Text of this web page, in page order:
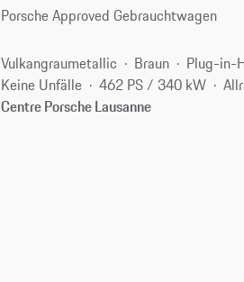
Porsche Approved Gebrauchtwagen
Vulkangraumetallic Braun Plug-in-
Keine Unfälle
462 PS / 340 kW
Centre Porsche Lausanne